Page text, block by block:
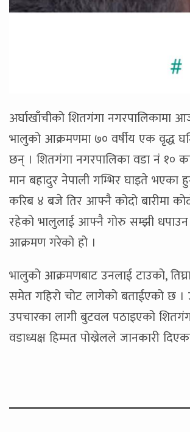
अर्घाखाँचीको शितगंगा नगरपालिकामा
भालुको आक्रमणमा ७० वर्षीय एक वृद्ध
छन् । शितगंगा नगरपालिका वडा नं १०
मान बहादुर नेपाली गम्भिर घाइते भएका
करिब ४ बजे तिर आफ्नै कोदो बारीमा
रहेको भालुलाई आफ्नै गोरु सम्झी
आक्रमण गरेको हो ।
भालुको आक्रमणबाट उनलाई टाउको,
समेत गहिरो चोट लागेको बताईएको छ
उपचारका लागी बुटवल पठाइएको
वडाध्यक्ष हिम्मत पोख्रेलले जानकारी